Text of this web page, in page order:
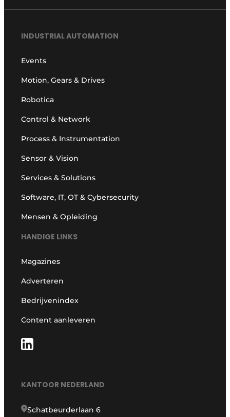
INDUSTRIAL AUTOMATION
Events
Motion, Gears & Drives
Robotica
Control & Network
Process & Instrumentation
Sensor & Vision
Services & Solutions
Software, IT, OT & Cybersecurity
Mensen & Opleiding
HANDIGE LINKS
Magazines
Adverteren
Bedrijvenindex
Content aanleveren
KANTOOR NEDERLAND
Schatbeurderlaan 6